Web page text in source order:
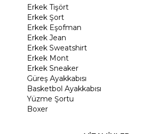
Erkek Tişört
Erkek Şort
Erkek Eşofman
Erkek Jean
Erkek Sweatshirt
Erkek Mont
Erkek Sneaker
Güreş Ayakkabısı
Basketbol Ayakkabısı
Yüzme Şortu
Boxer